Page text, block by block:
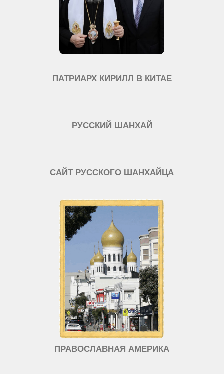
ПАТРИАРХ КИРИЛЛ В КИТАЕ
РУССКИЙ ШАНХАЙ
САЙТ РУССКОГО ШАНХАЙЦА
ПРАВОСЛАВНАЯ АМЕРИКА